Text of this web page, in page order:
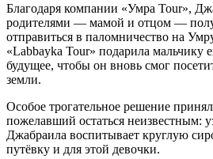
Благодаря компании «Умра Tour»,
родителями — мамой и отцом —
отправиться в паломничество на
«Labbayka Tour» подарила мальчику
будущее, чтобы он вновь смог
земли.
Особое трогательное решение
пожелавший остаться неизвестным:
Джабраила воспитывает круглую
путёвку и для этой девочки.